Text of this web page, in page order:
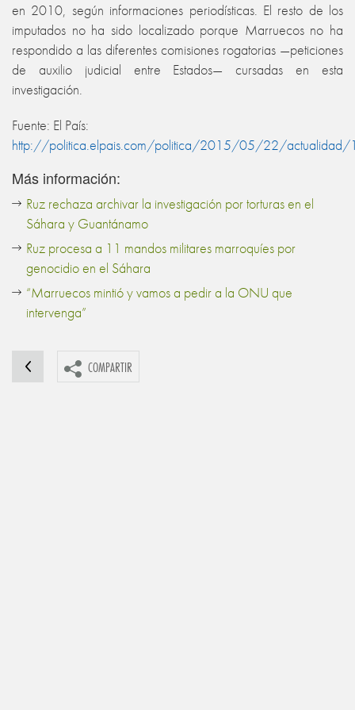
en 2010, según informaciones periodísticas. El resto de los
imputados no ha sido localizado porque Marruecos no ha
respondido a las diferentes comisiones rogatorias —peticiones
de auxilio judicial entre Estados— cursadas en esta
investigación.
Fuente: El País:
http://politica.elpais.com/politica/2015/05/22/
Más información:
Ruz rechaza archivar la investigación por torturas en el
Sáhara y Guantánamo
Ruz procesa a 11 mandos militares marroquíes por
genocidio en el Sáhara
“Marruecos mintió y vamos a pedir a la ONU que
intervenga”
COMPARTIR